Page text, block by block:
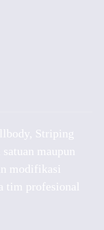
Striping
maupun
modifikasi
tim profesional